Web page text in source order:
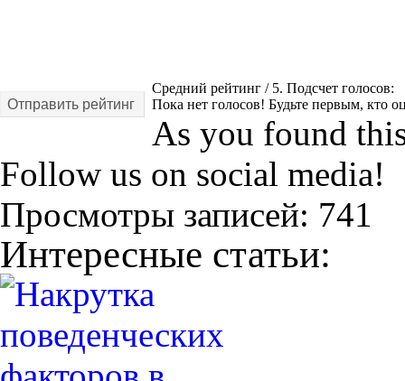
Отправить рейтинг
Средний рейтинг / 5. Подсчет голосов:
Пока нет голосов! Будьте первым, кто
As you found
Follow us on social media!
Просмотры записей: 741
Интересные статьи: